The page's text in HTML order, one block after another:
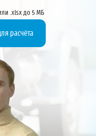
.xlsx до 5 МБ
расчёта